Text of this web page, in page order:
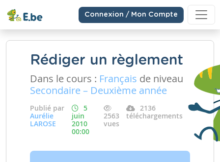
Connexion / Mon Compte
Rédiger un règlement
Dans le cours : Français de niveau
Secondaire – Deuxième année
Publié par
Aurélie
LAROSE
5
juin
2010
00:00
2563
vues
2136
téléchargements